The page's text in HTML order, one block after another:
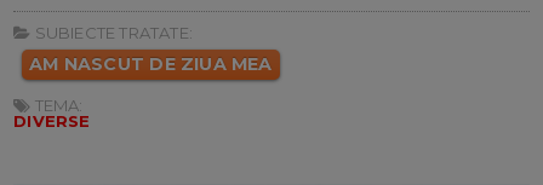
SUBIECTE TRATATE:
AM NASCUT DE ZIUA MEA
TEMA:
DIVERSE